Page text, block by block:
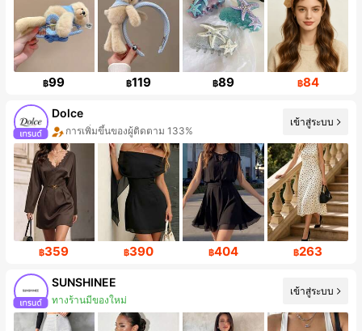
฿99 ฿119 ฿89 ฿84
Dolce
การเพิ่มขึ้นของยอดขาย 38%
เข้าสู่ระบบ
฿359 ฿390 ฿404 ฿263
SUNSHINEE
การเพิ่มขึ้นของผู้ติดตาม 161%
เข้าสู่ระบบ